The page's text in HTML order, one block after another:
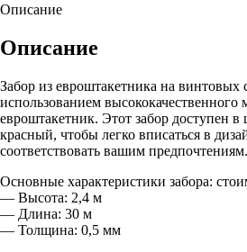
Описание
Описание
Забор из евроштакетника на винтовых
использованием
евроштакетник. Этот забор доступен
красный, чтобы легко вписаться в
соответствовать вашим предпочтениям.
Основные характеристики забора:
— Высота: 2,4 м
— Длина: 30 м
— Толщина: 0,5 мм